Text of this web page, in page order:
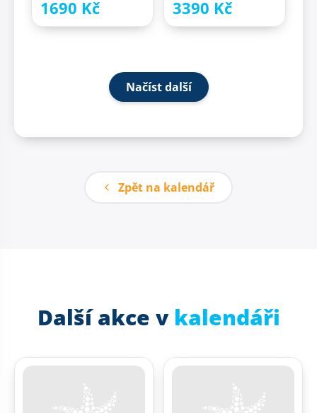
1690 Kč 3390 Kč
Načíst další
Zpět na kalendář
Další akce v kalendáři